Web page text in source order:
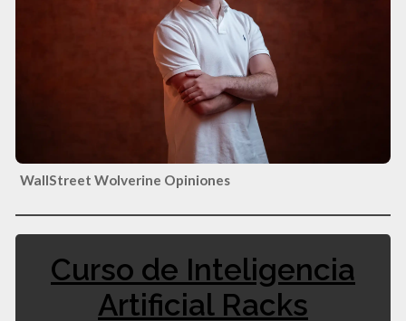
WallStreet Wolverine Opiniones
Curso de Inteligencia
Artificial Racks